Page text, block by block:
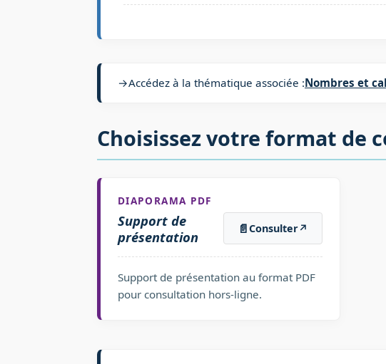
→Accédez à la thématique associée :Nombres et
Choisissez votre format de
DIAPORAMA PDF
Support de
présentation
📄Consulter↗
Support de présentation au format PDF
pour consultation hors-ligne.